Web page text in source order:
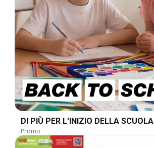
DI PIÙ PER L'INIZIO DELLA SCUOLA
Promo